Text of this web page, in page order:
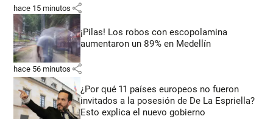
hace 15 minutos share
¡Pilas! Los robos con escopolamina
aumentaron un 89% en Medellín
hace 56 minutos share
¿Por qué 11 países europeos no fueron
invitados a la posesión de De La Espriella?
Esto explica el nuevo gobierno